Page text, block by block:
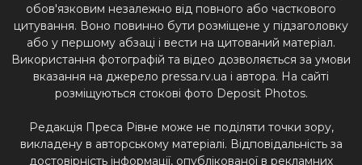
обов'язковим незалежно від повного або часткового
цитування. Воно повинно бути розміщене у підзаголовку
або у першому абзаці і вести на цитований матеріал.
Використання фотографій та відео дозволяється за умови
вказання на джерело pressa.rv.ua і автора. На сайті
розміщуються стокові фото Deposit Photos.
Редакція Преса Рівне може не поділяти точки зору,
викладену в авторському матеріалі. Відповідальність за
достовірність інформації, опублікованої в рекламних